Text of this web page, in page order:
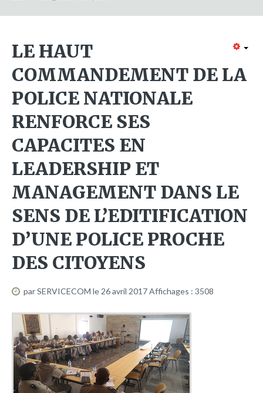
Formation continue
Avec la POLI.DH
Activités
bulletins électroniques d'information
Avec la Fondation Hanns Seidel
Activités Hanns Seidel
Documentations
Avec l'Institut Danois des Droits de l'Homme
Activités
Publications à télécharger
E-services
Plateforme pédagogique
Bibliothèque en ligne
Nous Ecrire
logo
LE HAUT
COMMANDEMENT DE LA
POLICE NATIONALE
RENFORCE SES
CAPACITES EN
LEADERSHIP ET
MANAGEMENT DANS LE
SENS DE L’EDITIFICATION
D’UNE POLICE PROCHE
DES CITOYENS
par SERVICECOM le 26 avril 2017Affichages : 3508